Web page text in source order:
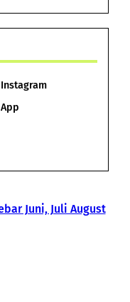
Instagram
App